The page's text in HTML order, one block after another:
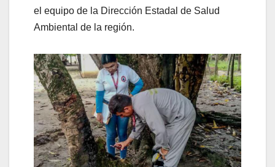
el equipo de la Dirección Estadal de Salud
Ambiental de la región.